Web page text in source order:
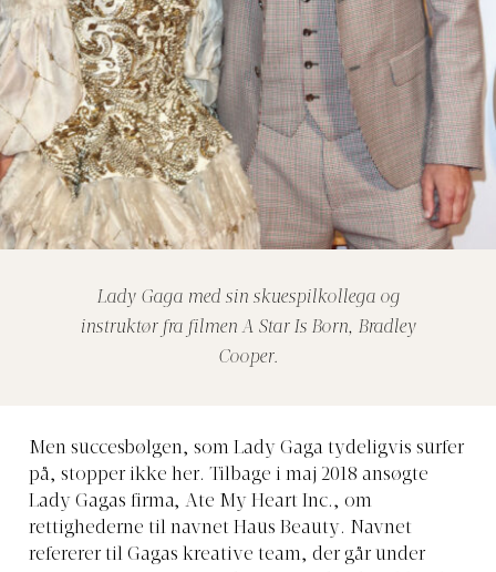
Lady Gaga med sin skuespilkollega og
instruktør fra filmen A Star Is Born, Bradley
Cooper.
Men succesbølgen, som Lady Gaga tydeligvis surfer
på, stopper ikke her. Tilbage i maj 2018 ansøgte
Lady Gagas firma, Ate My Heart Inc., om
rettighederne til navnet Haus Beauty. Navnet
refererer til Gagas kreative team, der går under